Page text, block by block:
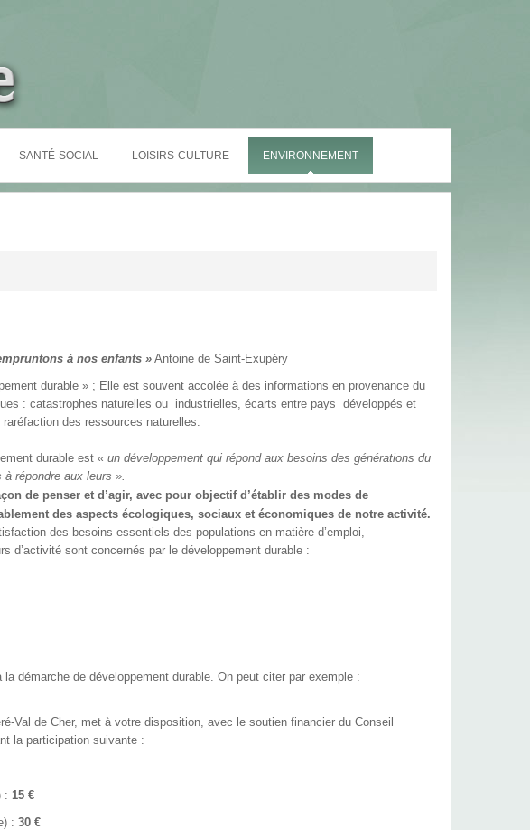
SANTÉ-SOCIAL LOISIRS-CULTURE ENVIRONNEMENT
à nos enfants » Antoine de Saint-Exupéry
durable » ; Elle est souvent accolée à des informations en provenance du
: catastrophes naturelles ou industrielles, écarts entre pays développés et
des ressources naturelles.
durable est « un développement qui répond aux besoins des générations du
répondre aux leurs ».
de penser et d’agir, avec pour objectif d’établir des modes de
des aspects écologiques, sociaux et économiques de notre activité.
des besoins essentiels des populations en matière d’emploi,
d’activité sont concernés par le développement durable :
démarche de développement durable. On peut citer par exemple :
Val de Cher, met à votre disposition, avec le soutien financier du Conseil
la participation suivante :
: 15 €
: 30 €